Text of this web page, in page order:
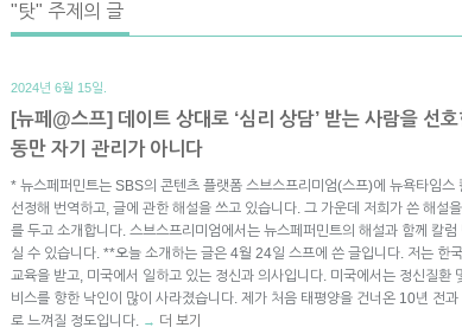
"탓" 주제의 글
2024년 6월 15일.
[뉴페@스프] 데이트 상대로 ‘심리 상담’ 받는 사람을 선
동만 자기 관리가 아니다
* 뉴스페퍼민트는 SBS의 콘텐츠 플랫폼 스브스프리미엄(스프)에 뉴욕타임스
선정해 번역하고, 글에 관한 해설을 쓰고 있습니다. 그 가운데 저희가 쓴 해설
를 두고 소개합니다. 스브스프리미엄에서는 뉴스페퍼민트의 해설과 함께 칼럼
실 수 있습니다. **오늘 소개하는 글은 4월 24일 스프에 쓴 글입니다. 저는 한
교육을 받고, 미국에서 일하고 있는 정신과 의사입니다. 미국에서는 정신질환
비스를 향한 낙인이 많이 사라졌습니다. 제가 처음 태평양을 건너온 10년 전
로 느껴질 정도입니다. → 더 보기